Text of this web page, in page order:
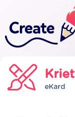
Kriet
eKard